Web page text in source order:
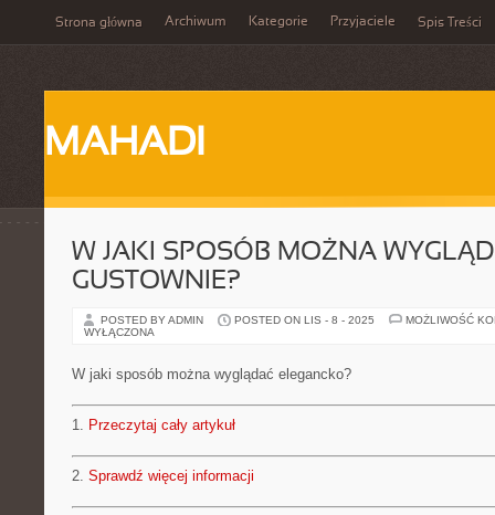
Strona główna Archiwum Kategorie Przyjaciele Spis Treści
MAHADI
W JAKI SPOSÓB MOŻNA
GUSTOWNIE?
POSTED BY ADMIN POSTED ON LIS - 8 - 2025
MOŻLIWOŚĆ
WYŁĄCZONA
W jaki sposób można wyglądać elegancko?
1. Przeczytaj cały artykuł
2. Sprawdź więcej informacji